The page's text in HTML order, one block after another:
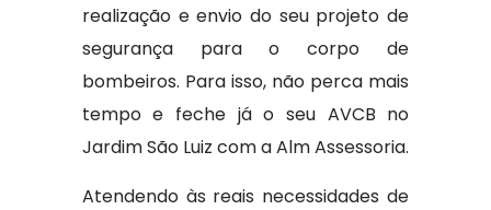
realização e envio do seu projeto de
segurança para o corpo de
bombeiros. Para isso, não perca mais
tempo e feche já o seu AVCB no
Jardim São Luiz com a Alm Assessoria.
Atendendo às reais necessidades de